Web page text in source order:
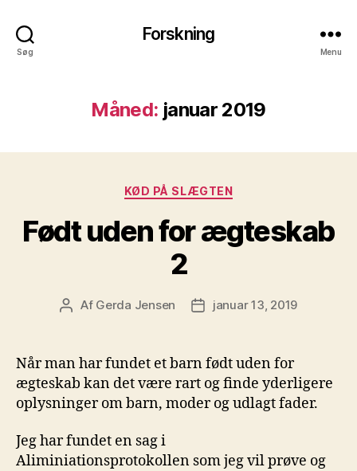
Søg
Forskning
Menu
Måned: januar 2019
Kategorier
KØD PÅ SLÆGTEN
Født uden for ægteskab
2
Indlægsforfatter
Af Gerda Jensen Indlægsdato
januar 13, 2019
Når man har fundet et barn født uden for
ægteskab kan det være rart og finde yderligere
oplysninger om barn, moder og udlagt fader.
Jeg har fundet en sag i
Aliminiationsprotokollen som jeg vil prøve og